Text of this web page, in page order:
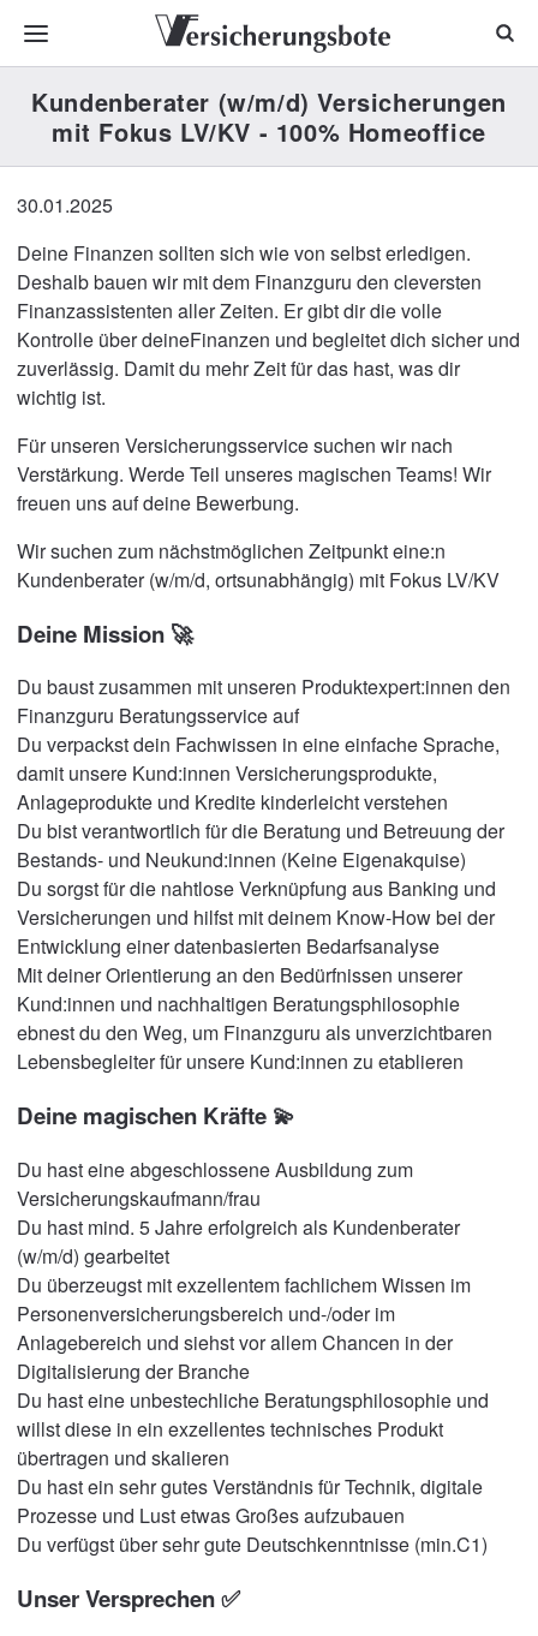
Kundenberater (w/m/d) Versicherungen
mit Fokus LV/KV - 100% Homeoffice
30.01.2025
Deine Finanzen sollten sich wie von selbst erledigen.
Deshalb bauen wir mit dem Finanzguru den cleversten
Finanzassistenten aller Zeiten. Er gibt dir die volle
Kontrolle über deineFinanzen und begleitet dich sicher und
zuverlässig. Damit du mehr Zeit für das hast, was dir
wichtig ist.
Für unseren Versicherungsservice suchen wir nach
Verstärkung. Werde Teil unseres magischen Teams! Wir
freuen uns auf deine Bewerbung.
Wir suchen zum nächstmöglichen Zeitpunkt eine:n
Kundenberater (w/m/d, ortsunabhängig) mit Fokus LV/KV
Deine Mission 🚀
Du baust zusammen mit unseren Produktexpert:innen den
Finanzguru Beratungsservice auf
Du verpackst dein Fachwissen in eine einfache Sprache,
damit unsere Kund:innen Versicherungsprodukte,
Anlageprodukte und Kredite kinderleicht verstehen
Du bist verantwortlich für die Beratung und Betreuung der
Bestands- und Neukund:innen (Keine Eigenakquise)
Du sorgst für die nahtlose Verknüpfung aus Banking und
Versicherungen und hilfst mit deinem Know-How bei der
Entwicklung einer datenbasierten Bedarfsanalyse
Mit deiner Orientierung an den Bedürfnissen unserer
Kund:innen und nachhaltigen Beratungsphilosophie
ebnest du den Weg, um Finanzguru als unverzichtbaren
Lebensbegleiter für unsere Kund:innen zu etablieren
Deine magischen Kräfte 💫
Du hast eine abgeschlossene Ausbildung zum
Versicherungskaufmann/frau
Du hast mind. 5 Jahre erfolgreich als Kundenberater
(w/m/d) gearbeitet
Du überzeugst mit exzellentem fachlichem Wissen im
Personenversicherungsbereich und-/oder im
Anlagebereich und siehst vor allem Chancen in der
Digitalisierung der Branche
Du hast eine unbestechliche Beratungsphilosophie und
willst diese in ein exzellentes technisches Produkt
übertragen und skalieren
Du hast ein sehr gutes Verständnis für Technik, digitale
Prozesse und Lust etwas Großes aufzubauen
Du verfügst über sehr gute Deutschkenntnisse (min.C1)
Unser Versprechen ✅